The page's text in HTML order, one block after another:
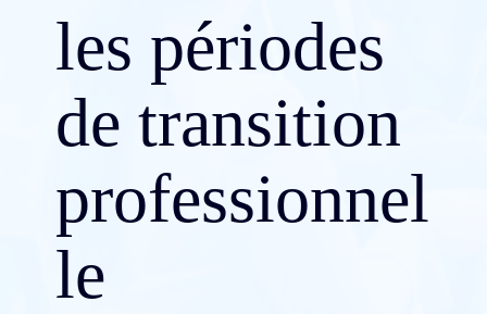
les périodes
de transition
professionnel
le